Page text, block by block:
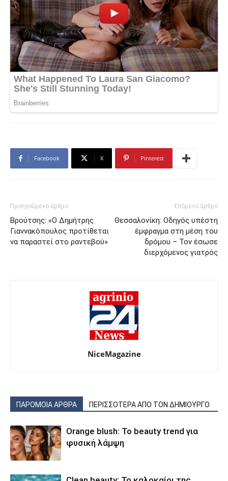
Facebook X Pinterest
Προηγούμενο άρθρο
Βρούτσης: «Ο Δημήτρης
Γιαννακόπουλος προτίθεται
να παραστεί στο ραντεβού»
Επόμενο άρθρο
Θεσσαλονίκη: Οδηγός υπέστη
έμφραγμα στη μέση του
δρόμου – Τον έσωσε
διερχόμενος γιατρός
NiceMagazine
ΠΑΡΟΜΟΙΑ ΑΡΘΡΑ ΠΕΡΙΣΣΟΤΕΡΑ ΑΠΟ ΤΟΝ ΔΗΜΙΟΥΡΓΟ
Orange blush: Το beauty trend για
φυσική λάμψη